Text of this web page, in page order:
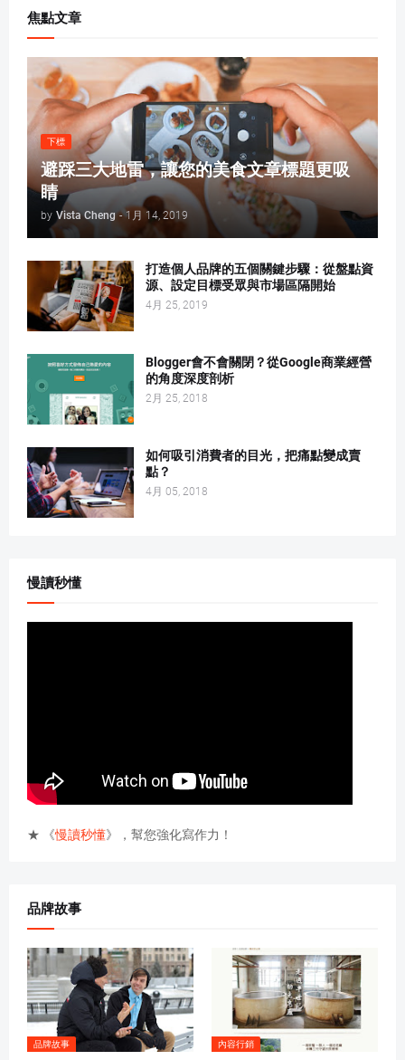
焦點文章
下標
避踩三大地雷，讓您的美食文章標題更吸
睛
by Vista Cheng - 1月 14, 2019
打造個人品牌的五個關鍵步驟：從盤點資
源、設定目標受眾與市場區隔開始
4月 25, 2019
Blogger會不會關閉？從Google商業經營
的角度深度剖析
2月 25, 2018
如何吸引消費者的目光，把痛點變成賣
點？
4月 05, 2018
慢讀秒懂
★ 《慢讀秒懂》，幫您強化寫作力！
品牌故事
品牌故事 內容行銷